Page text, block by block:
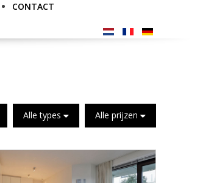
CONTACT
Alle types Alle prijzen